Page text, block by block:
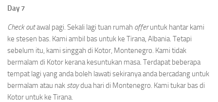
Day 7
Check outawal pagi. Sekali lagi tuan rumah offeruntuk hantar kami
ke stesen bas. Kami ambil bas untuk ke Tirana, Albania. Tetapi
sebelum itu, kami singgah di Kotor, Montenegro. Kami tidak
bermalam di Kotor kerana kesuntukan masa. Terdapat beberapa
tempat lagi yang anda boleh lawati sekiranya anda bercadang untuk
bermalam atau nak staydua hari di Montenegro. Kami tukar bas di
Kotor untuk ke Tirana.